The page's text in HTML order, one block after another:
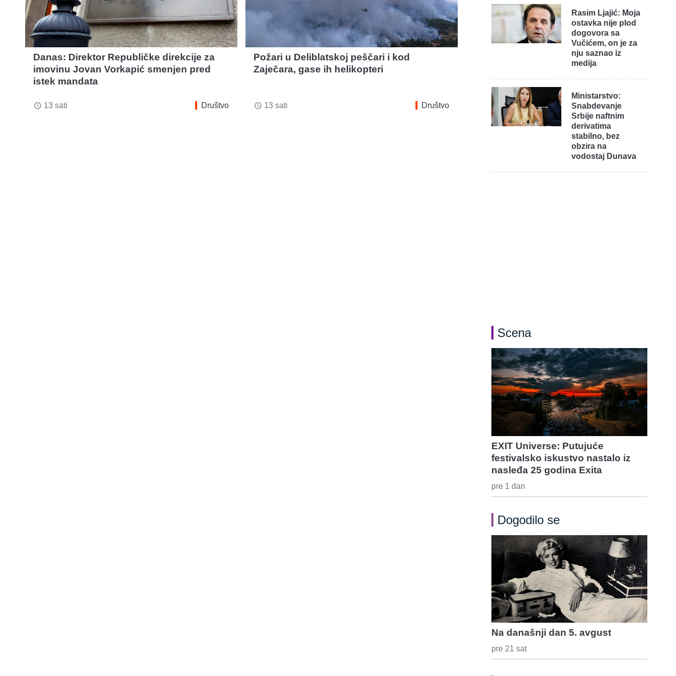
Danas: Direktor Republičke direkcije za
imovinu Jovan Vorkapić smenjen pred
istek mandata
access_time 13 sati Društvo
Požari u Deliblatskoj peščari i kod
Zaječara, gase ih helikopteri
access_time 13 sati Društvo
Rasim Ljajić: Moja
ostavka nije plod
dogovora sa
Vučićem, on je za
nju saznao iz
medija
Ministarstvo:
Snabdevanje
Srbije naftnim
derivatima
stabilno, bez
obzira na
vodostaj Dunava
Scena
EXIT Universe: Putujuće
festivalsko iskustvo nastalo iz
nasleđa 25 godina Exita
pre 1 dan
Dogodilo se
Na današnji dan 5. avgust
pre 21 sat